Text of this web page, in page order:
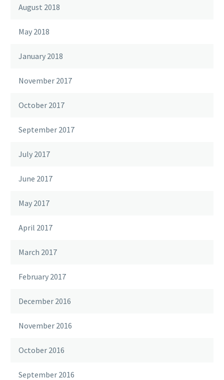
August 2018
May 2018
January 2018
November 2017
October 2017
September 2017
July 2017
June 2017
May 2017
April 2017
March 2017
February 2017
December 2016
November 2016
October 2016
September 2016